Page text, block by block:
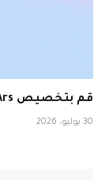
قم بتخصيص Ars على طريقتك من خلال اشتراك Ars Pro
30 يوليو، 2026